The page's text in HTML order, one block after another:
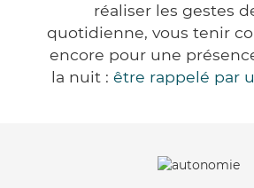
réaliser les gestes
quotidienne, vous tenir
encore pour une
la nuit : être rappelé par